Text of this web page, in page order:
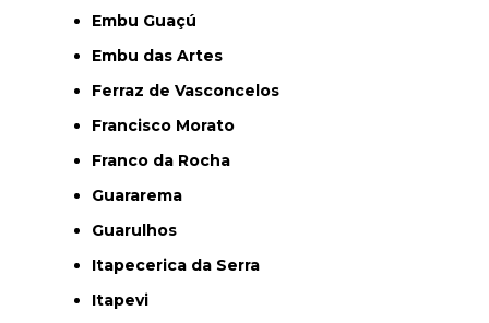
Embu Guaçú
Embu das Artes
Ferraz de Vasconcelos
Francisco Morato
Franco da Rocha
Guararema
Guarulhos
Itapecerica da Serra
Itapevi